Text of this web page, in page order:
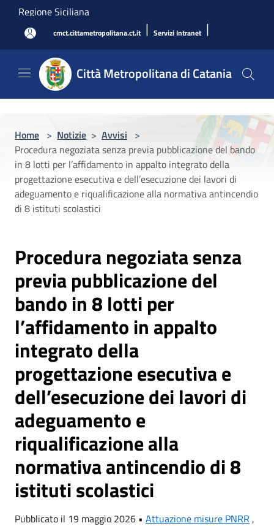
Salta al contenuto principale
Regione Siciliana
cmct.cittametropolitana.ct.it | Servizi Intranet |
Città Metropolitana di Catania
Home > Notizie > Avvisi >
Procedura negoziata senza previa pubblicazione del bando
in 8 lotti per l’affidamento in appalto integrato della
progettazione esecutiva e dell’esecuzione dei lavori di
adeguamento e riqualificazione alla normativa antincendio
di 8 istituti scolastici
Procedura negoziata senza
previa pubblicazione del
bando in 8 lotti per
l’affidamento in appalto
integrato della
progettazione esecutiva e
dell’esecuzione dei lavori di
adeguamento e
riqualificazione alla
normativa antincendio di 8
istituti scolastici
Pubblicato il 19 maggio 2026 • Attuazione misure PNRR ,